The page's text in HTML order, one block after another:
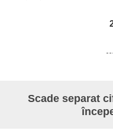
Scade separat